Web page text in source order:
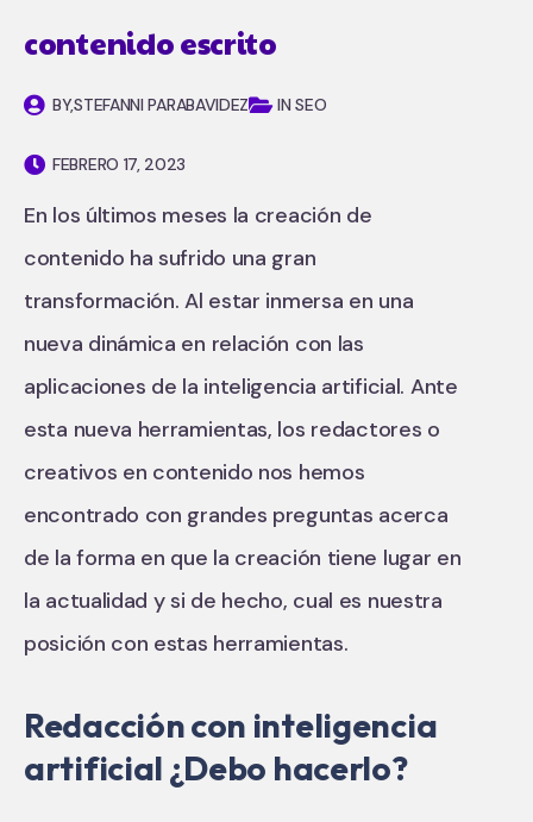
contenido escrito
BY,STEFANNI PARABAVIDEZ IN SEO
FEBRERO 17, 2023
En los últimos meses la creación de
contenido ha sufrido una gran
transformación. Al estar inmersa en una
nueva dinámica en relación con las
aplicaciones de la inteligencia artificial. Ante
esta nueva herramientas, los redactores o
creativos en contenido nos hemos
encontrado con grandes preguntas acerca
de la forma en que la creación tiene lugar en
la actualidad y si de hecho, cual es nuestra
posición con estas herramientas.
Redacción con inteligencia
artificial ¿Debo hacerlo?